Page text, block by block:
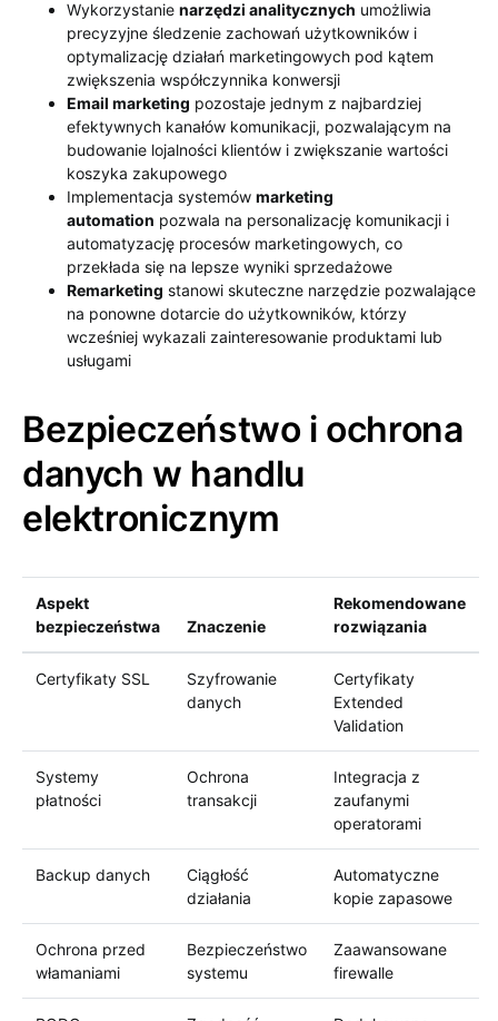
Wykorzystanie narzędzi analitycznych umożliwia
precyzyjne śledzenie zachowań użytkowników i
optymalizację działań marketingowych pod kątem
zwiększenia współczynnika konwersji
Email marketing pozostaje jednym z najbardziej
efektywnych kanałów komunikacji, pozwalającym na
budowanie lojalności klientów i zwiększanie wartości
koszyka zakupowego
Implementacja systemów marketing
automation pozwala na personalizację komunikacji i
automatyzację procesów marketingowych, co
przekłada się na lepsze wyniki sprzedażowe
Remarketing stanowi skuteczne narzędzie pozwalające
na ponowne dotarcie do użytkowników, którzy
wcześniej wykazali zainteresowanie produktami lub
usługami
Bezpieczeństwo i ochrona
danych w handlu
elektronicznym
Aspekt
bezpieczeństwa
Znaczenie
Rekomendowane
rozwiązania
Certyfikaty SSL
Szyfrowanie
danych
Certyfikaty
Extended
Validation
Systemy
płatności
Ochrona
transakcji
Integracja z
zaufanymi
operatorami
Backup danych
Ciągłość
działania
Automatyczne
kopie zapasowe
Ochrona przed
włamaniami
Bezpieczeństwo
systemu
Zaawansowane
firewalle